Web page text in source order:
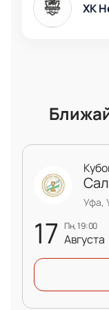
ХК
17 пн, 19:00
Августа
Уфа,